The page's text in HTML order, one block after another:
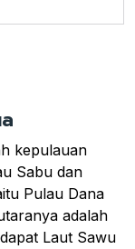
kepulauan
Sabu dan
Pulau Dana
adalah
Laut Sawu